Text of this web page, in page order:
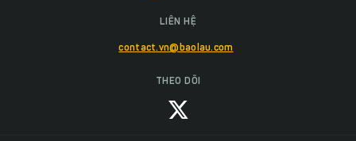
LIÊN HỆ
contact.vn@baolau.com
THEO DÕI